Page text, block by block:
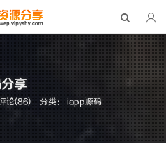
享
论(86) 分类： iapp源码